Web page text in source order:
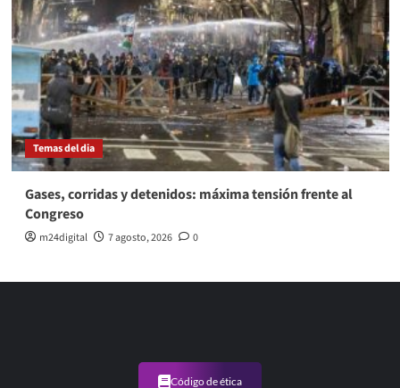
Temas del dia
Gases, corridas y detenidos: máxima tensión frente al
Congreso
m24digital 7 agosto, 2026 0
Código de ética